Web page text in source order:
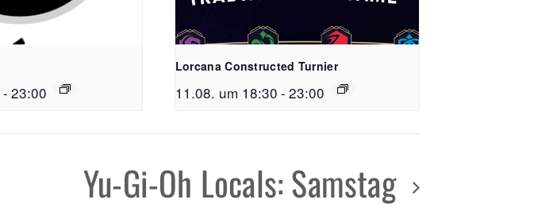
Lehener Straße 15, 79106 Freiburg
0761 / 59 51 64 26
Mo - Do: 11:00 - 23:00 Uhr
Fr & Sa: 11:00 - 24:00 Uhr
- 23:00
Lorcana Constructed Turnier
11.08. um 18:30 - 23:00
Yu-Gi-Oh Locals: Samstag